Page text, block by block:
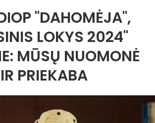
"DAHOMĖJA",
LOKYS 2024"
MŪSŲ NUOMONĖ
IR PRIEKABA